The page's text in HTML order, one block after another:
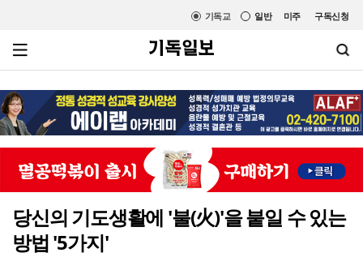
미주 구독신청
일반
기독교
당신의 기도생활에 '불(火)'을 붙일 수 있는
방법 '5가지'